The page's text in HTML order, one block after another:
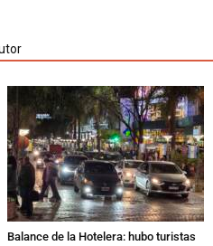
Balance de la Hotelera: hubo turistas